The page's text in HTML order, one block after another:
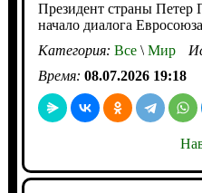
Президент страны Петер
начало диалога
Категория: Все\Мир
Время: 08.07.2026 19:18